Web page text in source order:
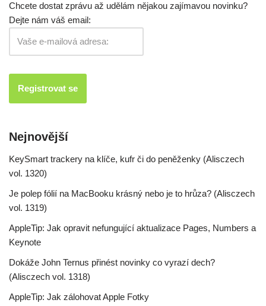
Chcete dostat zprávu až udělám nějakou zajímavou novinku?
Dejte nám váš email:
Nejnovější
KeySmart trackery na klíče, kufr či do peněženky (Alisczech
vol. 1320)
Je polep fólií na MacBooku krásný nebo je to hrůza? (Alisczech
vol. 1319)
AppleTip: Jak opravit nefungující aktualizace Pages, Numbers a
Keynote
Dokáže John Ternus přinést novinky co vyrazí dech?
(Alisczech vol. 1318)
AppleTip: Jak zálohovat Apple Fotky